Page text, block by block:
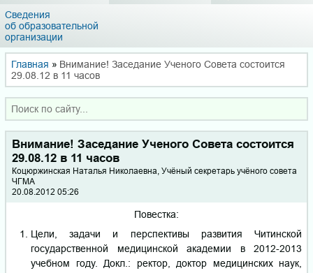
Сведения
об образовательной
организации
Главная » Внимание! Заседание Ученого Совета состоится
29.08.12 в 11 часов
Внимание! Заседание Ученого Совета состоится
29.08.12 в 11 часов
Коцюржинская Наталья Николаевна, Учёный секретарь учёного совета
ЧГМА
20.08.2012 05:26
Повестка:
Цели, задачи и перспективы развития Читинской
государственной медицинской академии в 2012-2013
учебном году. Докл.: ректор, доктор медицинских наук,